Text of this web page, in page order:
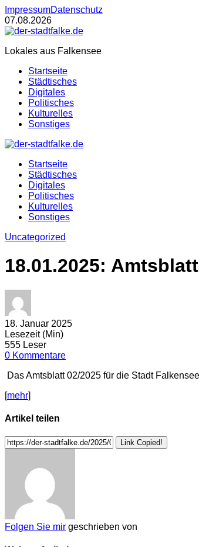
ImpressumDatenschutz
07.08.2026
Lokales aus Falkensee
Startseite
Städtisches
Digitales
Politisches
Kulturelles
Sonstiges
Startseite
Städtisches
Digitales
Politisches
Kulturelles
Sonstiges
Uncategorized
18.01.2025:
18. Januar 2025
Lesezeit (Min)
555 Leser
0 Kommentare
Das Amtsblatt 02/2025 für die Stadt
[mehr]
Artikel teilen
Link Copied!
Folgen Sie mir geschrieben von